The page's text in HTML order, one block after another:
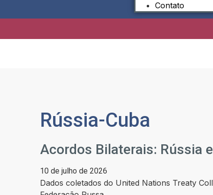
Contato
Rússia-Cuba
Acordos Bilaterais: Rússia
10 de julho de 2026
Dados coletados do United Nations Treaty